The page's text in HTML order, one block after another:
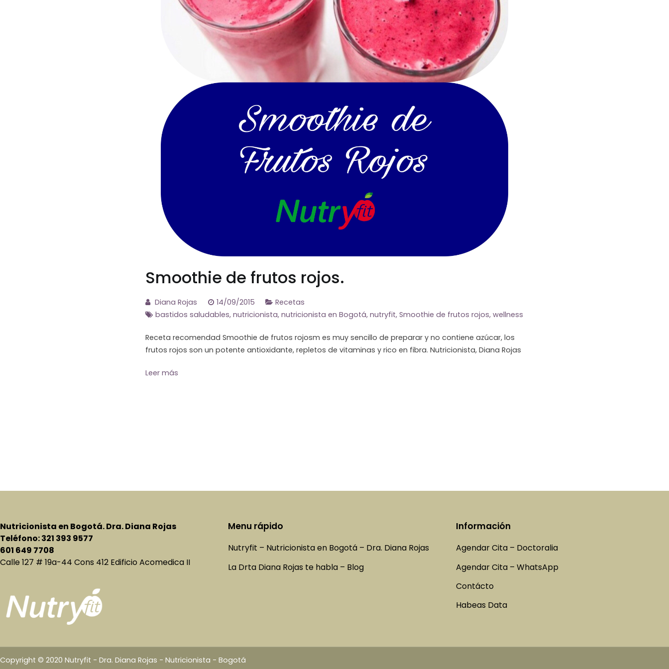
Smoothie de frutos rojos.
Diana Rojas 14/09/2015
Recetas
bastidos saludables, nutricionista, nutricionista en Bogotá, nutryfit, Smoothie de frutos rojos, wellness
Receta recomendad Smoothie de frutos rojosm es muy sencillo de preparar y no contiene azúcar, los
frutos rojos son un potente antioxidante, repletos de vitaminas y rico en fibra. Nutricionista, Diana Rojas
Leer más
Nutricionista en Bogotá. Dra. Diana Rojas
Teléfono: 321 393 9577
601 649 7708
Calle 127 # 19a-44 Cons 412 Edificio Acomedica II
Menu rápido
Nutryfit – Nutricionista en Bogotá – Dra. Diana Rojas
La Drta Diana Rojas te habla – Blog
Información
Agendar Cita – Doctoralia
Agendar Cita – WhatsApp
Contácto
Habeas Data
Copyright © 2020 Nutryfit - Dra. Diana Rojas - Nutricionista - Bogotá